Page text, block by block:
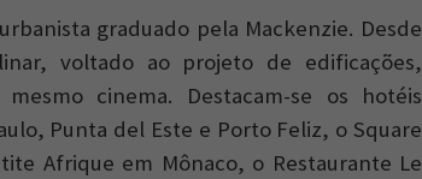
graduado pela Mackenzie. Desde
voltado ao projeto de edificações,
cinema. Destacam-se os hotéis
Punta del Este e Porto Feliz, o Square
Afrique em Mônaco, o Restaurante Le